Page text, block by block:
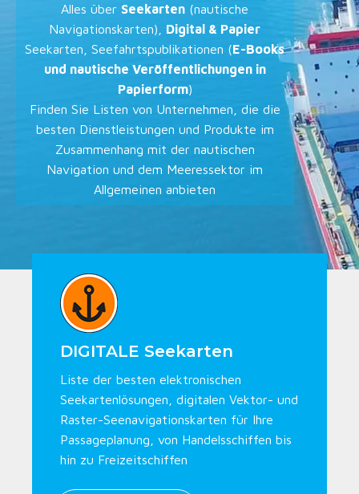
Alles über Seekarten (nautische
Navigationskarten), Digital & Papier
Seekarten, Seefahrtspublikationen (E-Books
und nautische Veröffentlichungen in
Papierform)
Finden Sie Listen von Unternehmen, die die
besten Dienstleistungen und Produkte im
Zusammenhang mit der nautischen
Navigation und dem Meeressektor im
Allgemeinen anbieten
DIGITALE Seekarten
Liste der besten elektronischen
Seekartenlösungen, digitalen Vektor- und
Raster-Seenavigationskarten für Ihre
Passageplanung, von Handelsschiffen bis
hin zu Freizeitschiffen